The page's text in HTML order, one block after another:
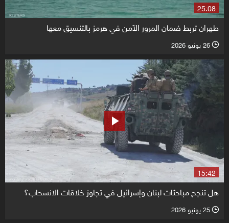
25:08
طهران تربط ضمان المرور الآمن في هرمز بالتنسيق معها
l 26 يونيو 2026
15:42
هل تنجح مباحثات لبنان وإسرائيل في تجاوز خلاقات الانسحاب؟
l 25 يونيو 2026